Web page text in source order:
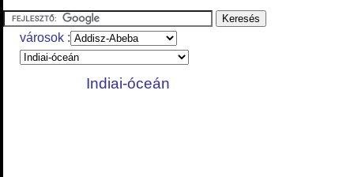
városok :
Indiai-óceán